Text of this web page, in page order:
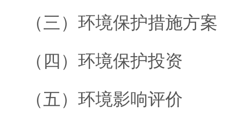
（三）环境保护措施方案
（四）环境保护投资
（五）环境影响评价